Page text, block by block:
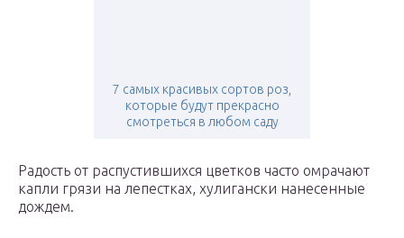
7 самых красивых сортов роз,
которые будут прекрасно
смотреться в любом саду
Радость от распустившихся цветков часто омрачают
капли грязи на лепестках, хулигански нанесенные
дождем.